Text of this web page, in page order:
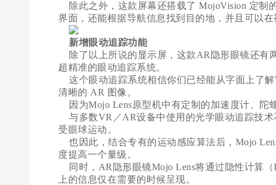
除此之外，这款屏幕还搭载了 MojoVision 定制
界面，还能根据导航信息找到目的地，并且可以
新增眼动追踪功能
除了以上所说的显示屏，这款AR隐形眼镜还有
超精准的眼动追踪系统。
这个眼动追踪系统相信你们已经能从字面上了
清晰的 AR 图像。
因为Mojo Lens原型机中有定制的加速度计、陀
与多数VR／AR设备中使用的光学眼动追踪技
受眼球运动。
也因此，结合专有的运动感应算法后，Mojo
度提高一个量级。
同时，AR隐形眼镜Mojo Lens将通过隐性计算（
上的信息仅在需要的时候呈现。